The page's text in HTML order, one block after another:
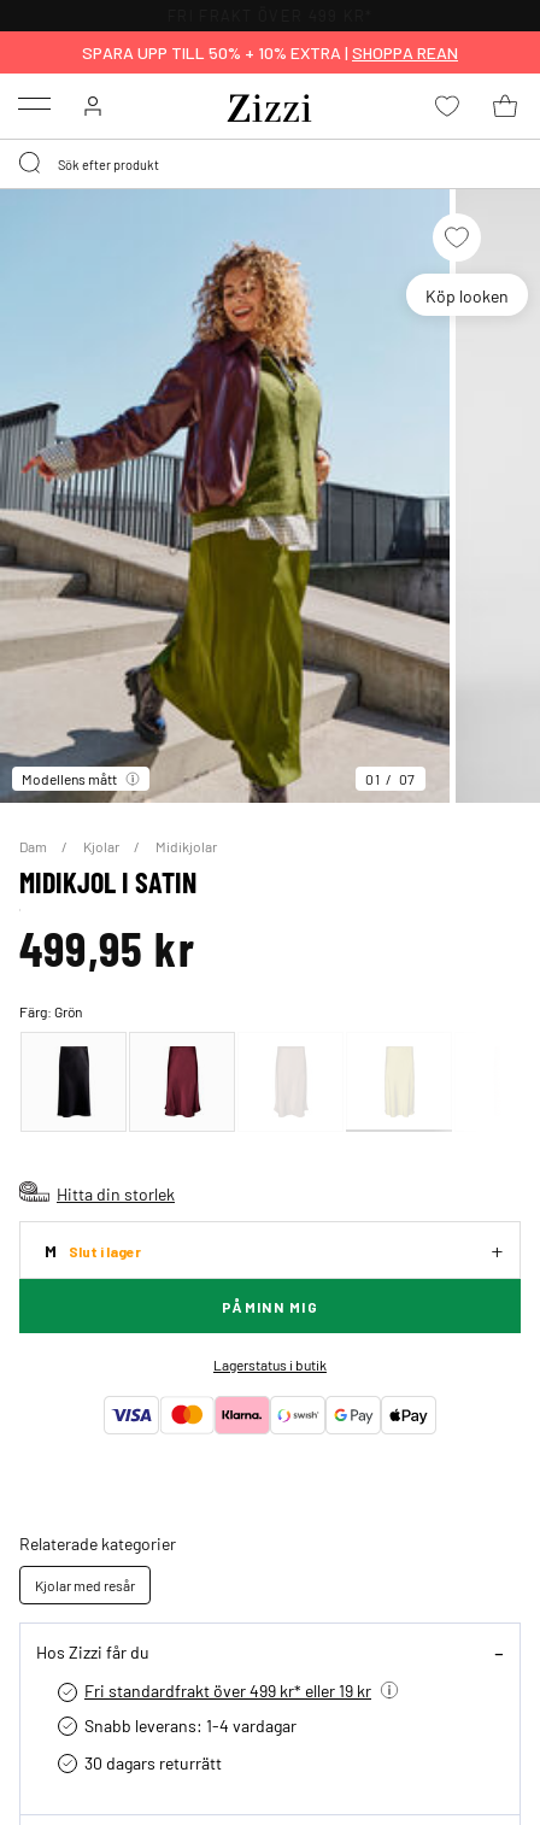
SPARA UPP TILL 50% + 10% EXTRA | SHOPPA REAN
Menu
Köp looken
Modellens mått 01 07
Dam Kjolar Midikjolar
MIDIKJOL I SATIN
499,95 kr
Färg:Grön
Hitta din storlek
M Slut i lager
PÅMINN MIG
Lagerstatus i butik
Relaterade kategorier
Kjolar med resår
Hos Zizzi får du
Fri standardfrakt över 499 kr* eller 19 kr
Snabb leverans: 1-4 vardagar
30 dagars returrätt­